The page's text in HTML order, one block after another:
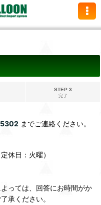
STEP 3
完了
までご連絡ください。
休日：火曜）
っては、回答にお時間がか
承ください。